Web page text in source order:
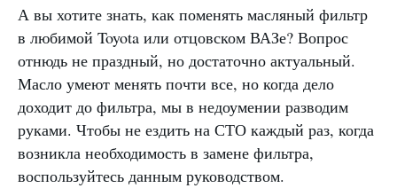
А вы хотите знать, как поменять масляный фильтр
в любимой Toyota или отцовском ВАЗе? Вопрос
отнюдь не праздный, но достаточно актуальный.
Масло умеют менять почти все, но когда дело
доходит до фильтра, мы в недоумении разводим
руками. Чтобы не ездить на СТО каждый раз, когда
возникла необходимость в замене фильтра,
воспользуйтесь данным руководством.